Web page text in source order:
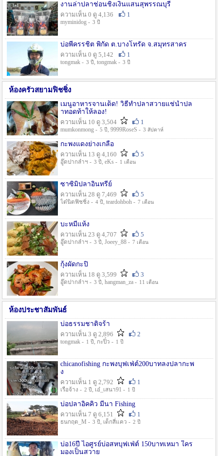
งานล่าปลาช่อนชิงเงินแสนสุพรรณบุรี
ความเห็น 0 ดู 4,136
1
myminidog - 3 ปี
บ่อพี่ครรชิต พิกัด ต.บางโทรัด จ.สมุทรสาคร
ความเห็น 0 ดู 5,142
1
tongmak - 3 ปี , tongmak - 3 ปี
ห้องครัวสยามฟิชชิ่ง
เมนูอาหารจานเด็ด! วิธีทำปลาสวายแช่น้ำปล
าทอดท้าให้ลอง!
ความเห็น 10 ดู 3,504
1
mumkonmong - 5 ปี , 9999RoseS - 3 สัปดาห์
กะพงแดงย่างเกลือ
ความเห็น 13 ดู 4,160
5
อู๊ดปากลำฯ - 3 ปี , eKs - 1 เดือน
ซาซิมิปลาอินทรีย์
ความเห็น 28 ดู 7,469
5
ไต๋นิตฟิชชิ่ง - 4 ปี , teardohboh - 7 เดือน
บะหมี่แห้ง
ความเห็น 23 ดู 4,707
5
อู๊ดปากลำฯ - 3 ปี , Joeey_88 - 7 เดือน
กุ้งผัดกะปิ
ความเห็น 18 ดู 3,599
3
อู๊ดปากลำฯ - 3 ปี , hangman_za - 11 เดือน
ห้องประชาสัมพันธ์
บ่อธรรมชาติจร้า
ความเห็น 3 ดู 2,896
2
tongmak - 1 ปี , กะปิ๋ว - 1 ปี
chicanofishing กะพงบุฟเฟ่ต์200บาทลงปลากะพ
ง
ความเห็น 1 ดู 2,792
1
เรือจ้าง - 2 ปี , เอ๋_เสนา91 - 1 ปี
บ่อปลาอิคคิว มีนา Fishing
ความเห็น 7 ดู 6,151
1
ธนกฤต_M - 3 ปี , เด็กสี่แคว - 2 ปี
บ่อ16ปี ไอศูรย์บ่อสหบุฟเฟ่ต์ 150บาทเหมา ใคร
มองเป็นสวาย